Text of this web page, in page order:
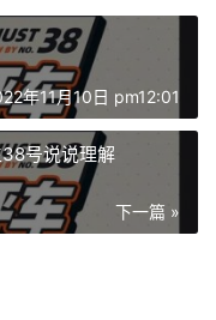
年11月10日 pm12:01
号说说理解
下一篇 »